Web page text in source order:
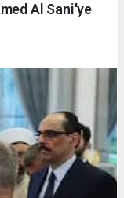
Al Sani'ye